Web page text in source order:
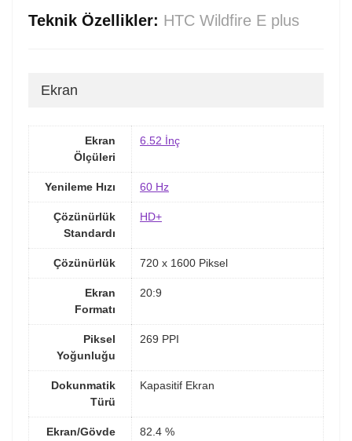
Teknik Özellikler: HTC Wildfire E plus
Ekran
Ekran
Ölçüleri
6.52 İnç
Yenileme Hızı 60 Hz
Çözünürlük
Standardı
HD+
Çözünürlük 720 x 1600 Piksel
Ekran
Formatı
20:9
Piksel
Yoğunluğu
269 PPI
Dokunmatik
Türü
Kapasitif Ekran
Ekran/Gövde
82.4 %